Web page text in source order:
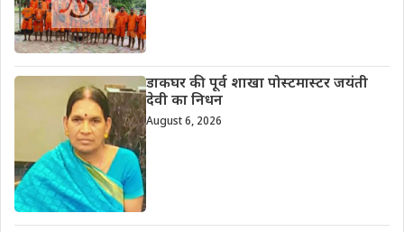
डाकघर की पूर्व शाखा पोस्टमास्टर जयंती
देवी का निधन
August 6, 2026